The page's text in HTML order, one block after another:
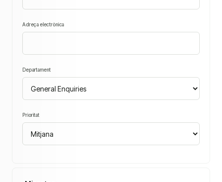
Adreça electrònica
Departament
Prioritat